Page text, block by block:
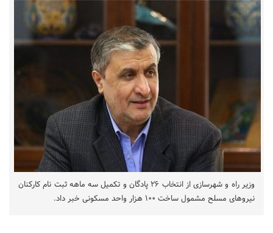
وزیر راه و شهرسازی از انتخاب ۲۶ پادگان و تکمیل سه ماهه ثبت نام کارکنان
نیروهای مسلح مشمول ساخت ۱۰۰ هزار واحد مسکونی خبر داد.